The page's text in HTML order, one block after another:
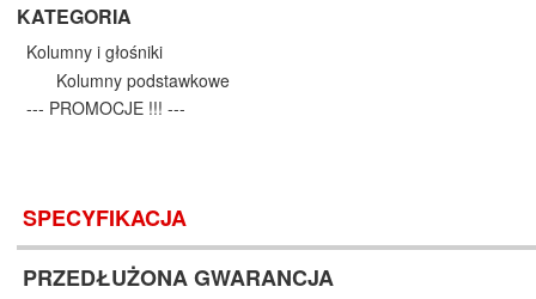
KATEGORIA
Kolumny i głośniki
Kolumny podstawkowe
--- PROMOCJE !!! ---
SPECYFIKACJA
PRZEDŁUŻONA GWARANCJA